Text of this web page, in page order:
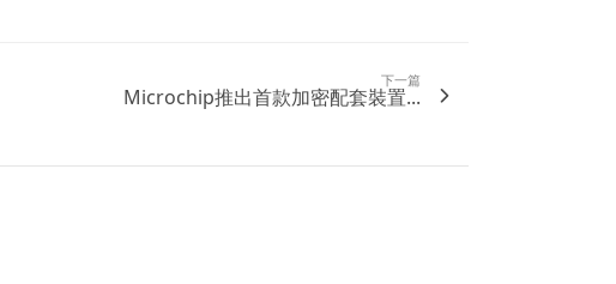
下一篇
Microchip推出首款加密配套裝置...